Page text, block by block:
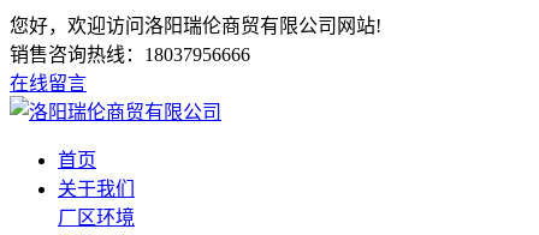
您好，欢迎访问洛阳瑞伦商贸有限公司网站!
销售咨询热线： 18037956666
在线留言
首页
关于我们
厂区环境